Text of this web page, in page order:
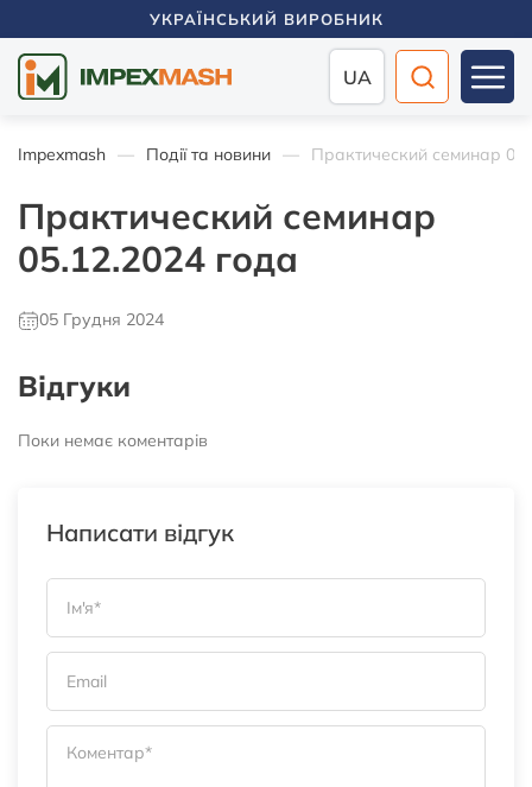
УКРАЇНСЬКИЙ ВИРОБНИК
UA
Impexmash Події та новини Практический семинар
Практический семинар
05.12.2024 года
05 Грудня 2024
Відгуки
Поки немає коментарів
Написати відгук